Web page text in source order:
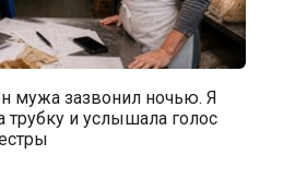
мужа зазвонил ночью. Я
трубку и услышала голос